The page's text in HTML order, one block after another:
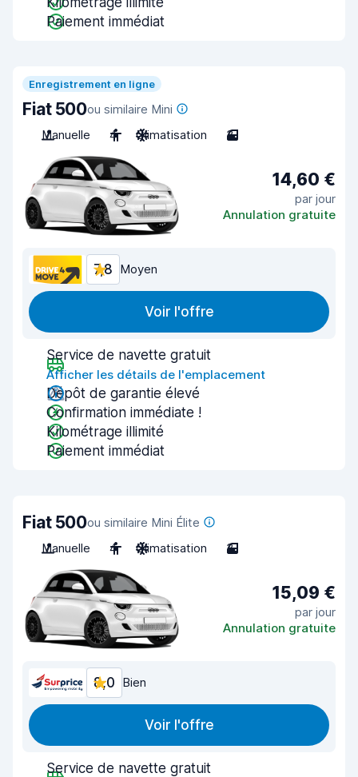
Paiement immédiat
Enregistrement en ligne
Fiat 500ou similaire Mini
Manuelle
4 Climatisation 3
14,60 €
par jour
Annulation gratuite
7,8 Moyen
Voir l'offre
Service de navette gratuit
Afficher les détails de l'emplacement
Dépôt de garantie élevé
Confirmation immédiate !
Kilométrage illimité
Paiement immédiat
Fiat 500ou similaire Mini Élite
Manuelle
4 Climatisation 3
15,09 €
par jour
Annulation gratuite
8,0 Bien
Voir l'offre
Service de navette gratuit